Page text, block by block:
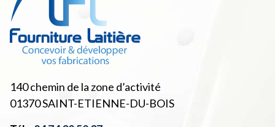
140 chemin de la zone d’activité
01370SAINT-ETIENNE-DU-BOIS